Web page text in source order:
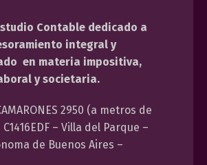
Contable dedicado a
integral y
en materia impositiva,
y societaria.
2950 (a metros de
– Villa del Parque –
de Buenos Aires –